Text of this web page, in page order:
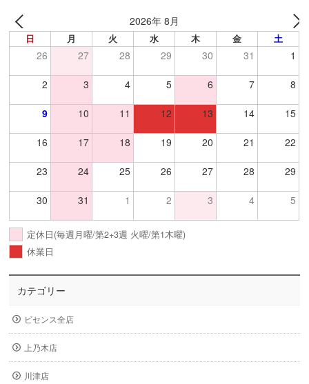
2026年 8月
日 月 火 水 木 金 土
26 27 28 29 30 31 1
2 3 4 5 6 7 8
9 10 11 12 13 14 15
16 17 18 19 20 21 22
23 24 25 26 27 28 29
30 31 1 2 3 4 5
定休日(毎週月曜/第2+3週 火曜/第1木曜)
休業日
カテゴリー
ビセンス全店
上乃木店
川津店